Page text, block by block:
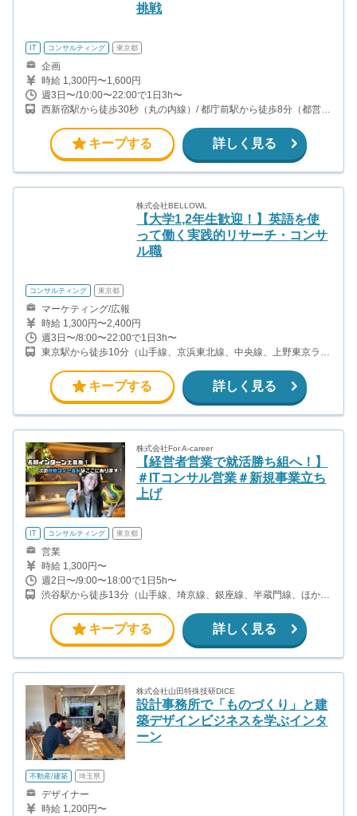
挑戦
IT コンサルティング 東京都
企画
時給 1,300円〜1,600円
週3日〜/10:00〜22:00で1日3h〜
西新宿駅から徒歩30秒（丸の内線）/ 都庁前駅から徒歩8分（都営大
歩10分（山手線、中央線、埼京線、京王線、他）
キープする 詳しく見る
株式会社BELLOWL
【大学1,2年生歓迎！】英語を使
って働く実践的リサーチ・コンサ
ル職
コンサルティング 東京都
マーケティング/広報
時給 1,300円〜2,400円
週3日〜/8:00〜22:00で1日3h〜
東京駅から徒歩10分（山手線、京浜東北線、中央線、上野東京ライ
駅から徒歩3分（銀座線） 宝町駅から徒歩8分（浅草線）
キープする 詳しく見る
株式会社For A-career
【経営者営業で就活勝ち組へ！】
＃ITコンサル営業＃新規事業立ち
上げ
IT コンサルティング 東京都
営業
時給 1,300円〜
週2日〜/9:00〜18:00で1日5h〜
渋谷駅から徒歩13分（山手線、埼京線、銀座線、半蔵門線、ほか）
キープする 詳しく見る
株式会社山田特殊技研DICE
設計事務所で「ものづくり」と建
築デザインビジネスを学ぶインタ
ーン
不動産/建築 埼玉県
デザイナー
時給 1,200円〜